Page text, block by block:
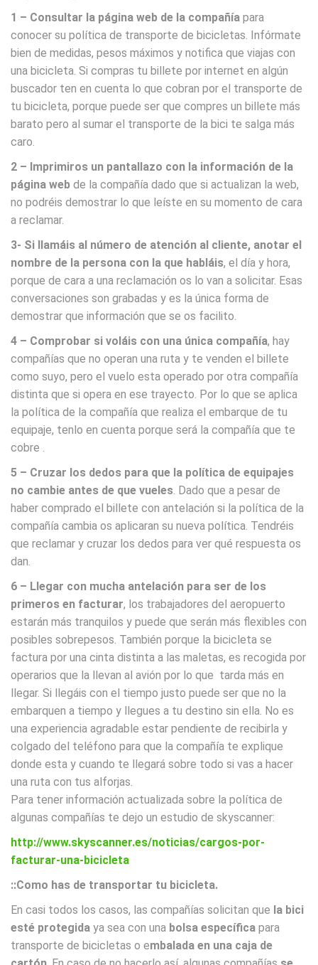
1 – Consultar la página web de la compañía para
conocer su política de transporte de bicicletas. Infórmate
bien de medidas, pesos máximos y notifica que viajas con
una bicicleta. Si compras tu billete por internet en algún
buscador ten en cuenta lo que cobran por el transporte de
tu bicicleta, porque puede ser que compres un billete más
barato pero al sumar el transporte de la bici te salga más
caro.
2 – Imprimiros un pantallazo con la información de la
página web de la compañía dado que si actualizan la web,
no podréis demostrar lo que leíste en su momento de cara
a reclamar.
3- Si llamáis al número de atención al cliente, anotar el
nombre de la persona con la que habláis, el día y hora,
porque de cara a una reclamación os lo van a solicitar. Esas
conversaciones son grabadas y es la única forma de
demostrar que información que se os facilito.
4 – Comprobar si voláis con una única compañía, hay
compañías que no operan una ruta y te venden el billete
como suyo, pero el vuelo esta operado por otra compañía
distinta que si opera en ese trayecto. Por lo que se aplica
la política de la compañía que realiza el embarque de tu
equipaje, tenlo en cuenta porque será la compañía que te
cobre .
5 – Cruzar los dedos para que la política de equipajes
no cambie antes de que vueles. Dado que a pesar de
haber comprado el billete con antelación si la política de la
compañía cambia os aplicaran su nueva política. Tendréis
que reclamar y cruzar los dedos para ver qué respuesta os
dan.
6 – Llegar con mucha antelación para ser de los
primeros en facturar, los trabajadores del aeropuerto
estarán más tranquilos y puede que serán más flexibles con
posibles sobrepesos. También porque la bicicleta se
factura por una cinta distinta a las maletas, es recogida por
operarios que la llevan al avión por lo que tarda más en
llegar. Si llegáis con el tiempo justo puede ser que no la
embarquen a tiempo y llegues a tu destino sin ella. No es
una experiencia agradable estar pendiente de recibirla y
colgado del teléfono para que la compañía te explique
donde esta y cuando te llegará sobre todo si vas a hacer
una ruta con tus alforjas.
Para tener información actualizada sobre la política de
algunas compañías te dejo un estudio de skyscanner:
http://www.skyscanner.es/noticias/cargos-por-
facturar-una-bicicleta
::Como has de transportar tu bicicleta.
En casi todos los casos, las compañías solicitan que la bici
esté protegida ya sea con una bolsa específica para
transporte de bicicletas o embalada en una caja de